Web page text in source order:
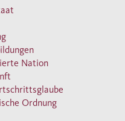
Epoche
erzählen.
Nation
Ordnung